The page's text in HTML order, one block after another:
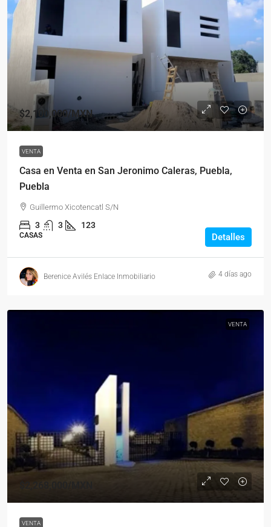
$2,100,000/MXN
VENTA
Casa en Venta en San Jeronimo Caleras, Puebla,
Puebla
Guillermo Xicotencatl S/N
3 3 123
CASAS Detalles
Berenice Avilés Enlace Inmobiliario 4 días ago
VENTA
VENTA